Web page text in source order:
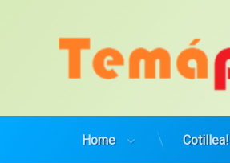
Home Cotillea!